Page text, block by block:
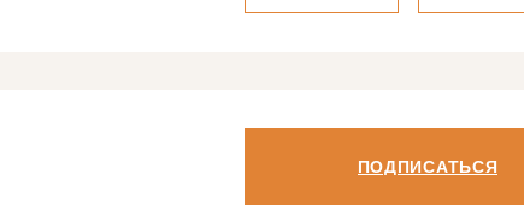
ПОДПИСАТЬСЯ